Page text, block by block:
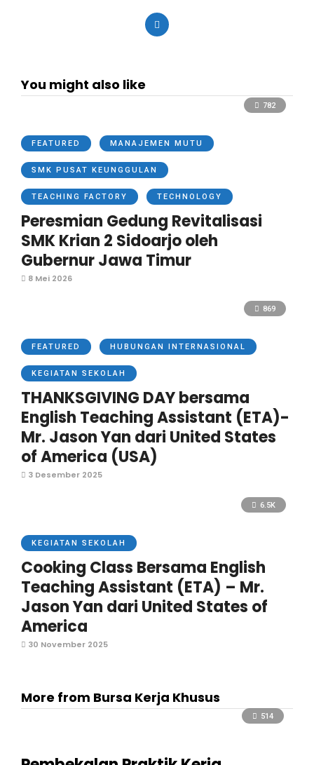
You might also like
782
FEATURED MANAJEMEN MUTU
SMK PUSAT KEUNGGULAN
TEACHING FACTORY TECHNOLOGY
Peresmian Gedung Revitalisasi
SMK Krian 2 Sidoarjo oleh
Gubernur Jawa Timur
8 Mei 2026
869
FEATURED HUBUNGAN INTERNASIONAL
KEGIATAN SEKOLAH
THANKSGIVING DAY bersama
English Teaching Assistant (ETA)-
Mr. Jason Yan dari United States
of America (USA)
3 Desember 2025
6.5K
KEGIATAN SEKOLAH
Cooking Class Bersama English
Teaching Assistant (ETA) – Mr.
Jason Yan dari United States of
America
30 November 2025
More from Bursa Kerja Khusus
514